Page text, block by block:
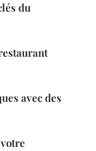
du
avec des